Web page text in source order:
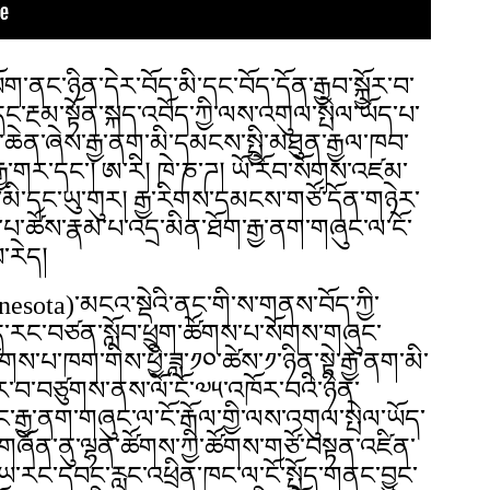
ཨ་རི། ཁེ་ཎ་ཌ། ཡོ་རོབ་སོགས་འཛམ་
རྒྱ་རིགས་དམངས་གཙོ་དོན་གཉེར་